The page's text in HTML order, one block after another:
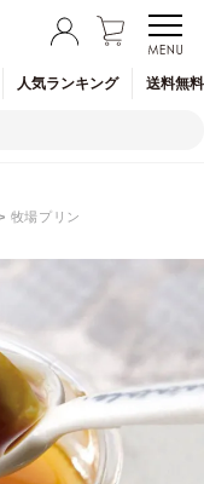
人気ランキング 送料無
牧場プリン